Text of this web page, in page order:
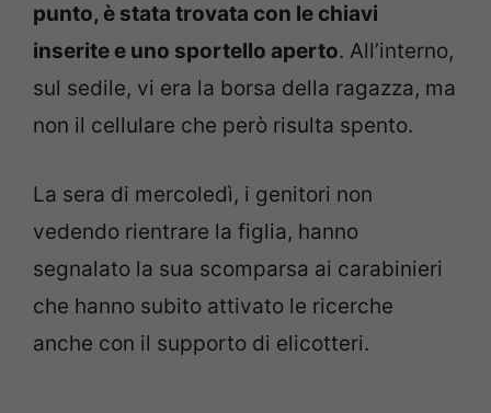
punto, è stata trovata con le chiavi
inserite e uno sportello aperto. All’interno,
sul sedile, vi era la borsa della ragazza, ma
non il cellulare che però risulta spento.
La sera di mercoledì, i genitori non
vedendo rientrare la figlia, hanno
segnalato la sua scomparsa ai carabinieri
che hanno subito attivato le ricerche
anche con il supporto di elicotteri.